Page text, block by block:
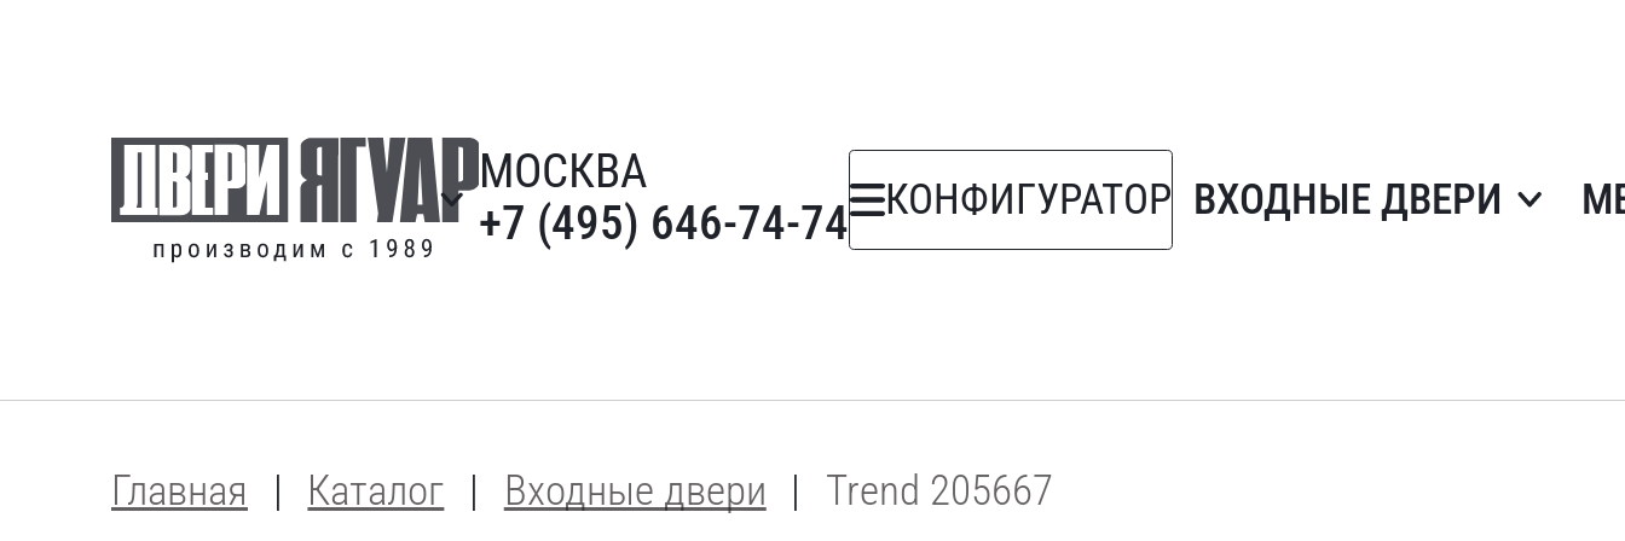
МОСКВА
+7 (495) 646-74-74
КОНФИГУРАТОР ВХОДНЫЕ ДВЕРИ
Главная Каталог Входные двери Trend 205667